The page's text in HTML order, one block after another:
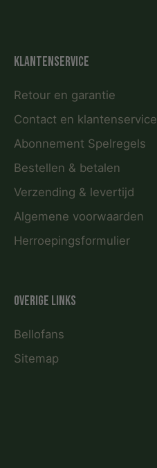
Klantenservice
Retour en garantie
Contact en klantenservice
Abonnement Spelregels
Bestellen & betalen
Verzending & levertijd
Algemene voorwaarden
Herroepingsformulier
Overige links
Bellofans
Sitemap